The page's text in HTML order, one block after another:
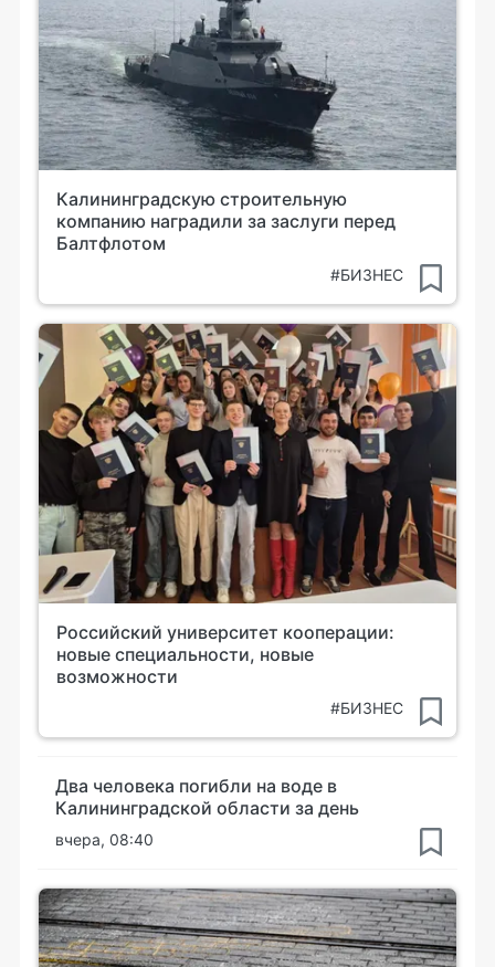
Калининградскую строительную
компанию наградили за заслуги перед
Балтфлотом
#БИЗНЕС
Российский университет кооперации:
новые специальности, новые
возможности
#БИЗНЕС
Два человека погибли на воде в
Калининградской области за день
вчера, 08:40